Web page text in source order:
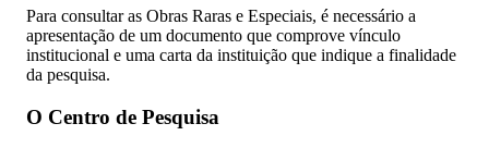
Para consultar as Obras Raras e Especiais, é necessário a
apresentação de um documento que comprove vínculo
institucional e uma carta da instituição que indique a finalidade
da pesquisa.
O Centro de Pesquisa